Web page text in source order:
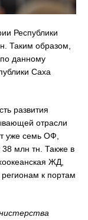
Республики
Таким образом,
данному
Саха
развития
отрасли
уже семь ОФ,
млн тн. Также в
ЖД,
к портам